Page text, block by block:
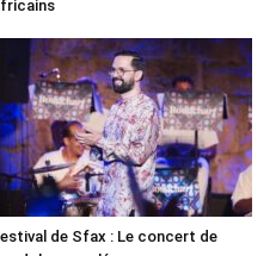
de Sfax : Le concert de